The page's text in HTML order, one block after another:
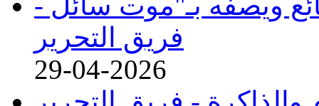
فريق التحرير
29-04-2026